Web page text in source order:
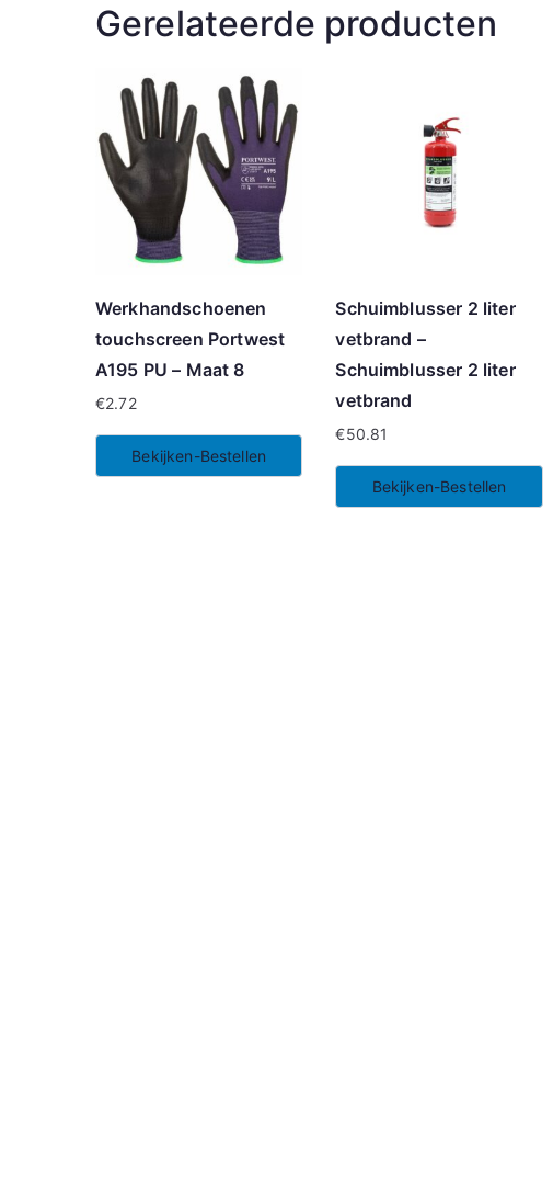
Gerelateerde producten
Werkhandschoenen
touchscreen Portwest
A195 PU – Maat 8
€2.72
Bekijken-Bestellen
Schuimblusser 2 liter
vetbrand –
Schuimblusser 2 liter
vetbrand
€50.81
Bekijken-Bestellen